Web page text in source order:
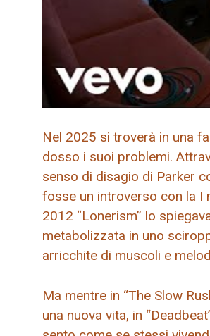
Nel 2025 si troverà in una
dosso i suoi problemi.
senso di disagio di Parker
fosse un introverso con la I
2012 “Lonerism” lo
metabolizzata in uno
arricchite di muscoli e
Ma mentre in “The Slow
una nuova vita, in